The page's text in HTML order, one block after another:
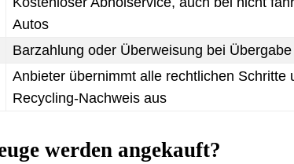
Autos
Barzahlung oder Überweisung bei Übergabe
Anbieter übernimmt alle rechtlichen Schritte
Recycling-Nachweis aus
werden angekauft?